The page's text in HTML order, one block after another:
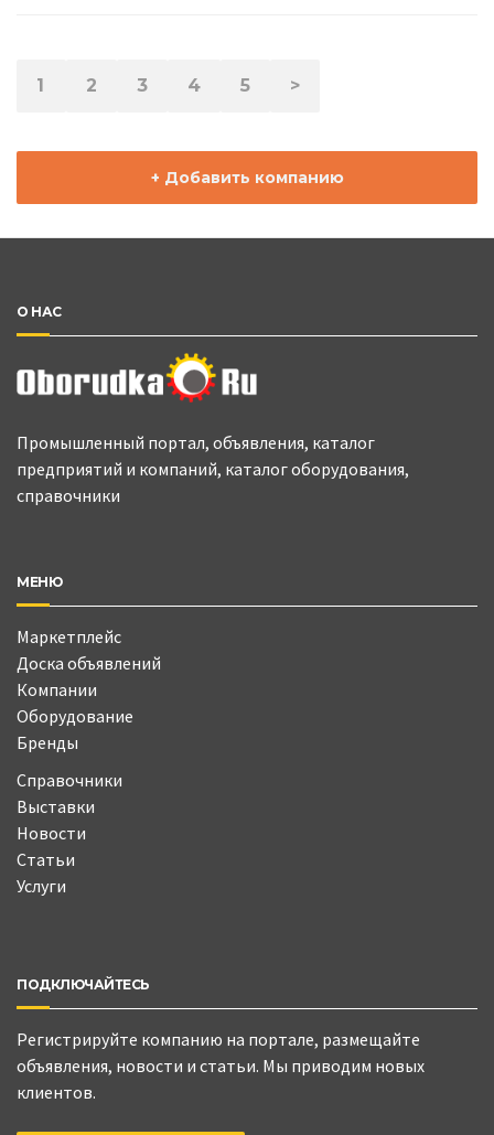
1 2 3 4 5 >
+ Добавить компанию
О НАС
Промышленный портал, объявления, каталог
предприятий и компаний, каталог оборудования,
справочники
МЕНЮ
Маркетплейс
Доска объявлений
Компании
Оборудование
Бренды
Справочники
Выставки
Новости
Статьи
Услуги
ПОДКЛЮЧАЙТЕСЬ
Регистрируйте компанию на портале, размещайте
объявления, новости и статьи. Мы приводим новых
клиентов.